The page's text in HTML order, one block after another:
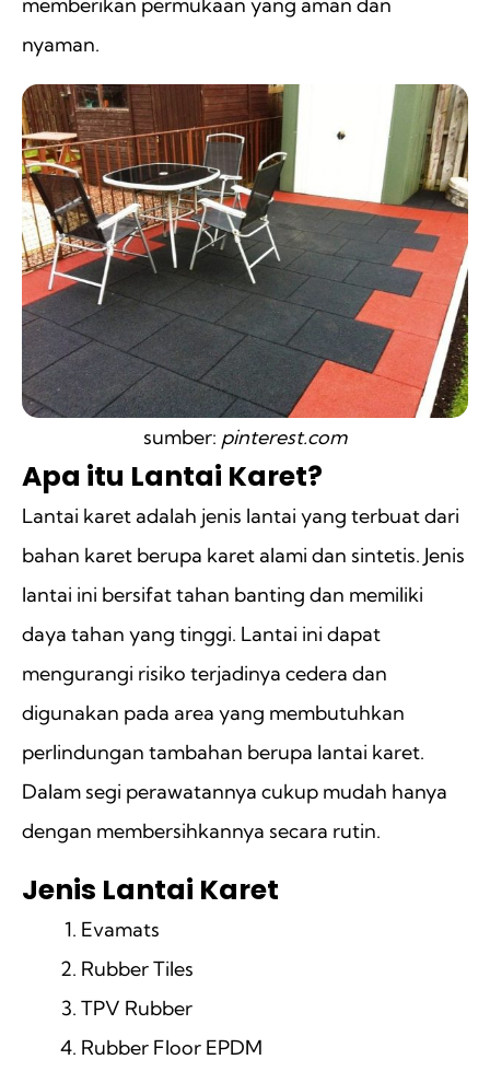
memberikan permukaan yang aman dan
nyaman.
sumber: pinterest.com
Apa itu Lantai Karet?
Lantai karet adalah jenis lantai yang terbuat dari
bahan karet berupa karet alami dan sintetis. Jenis
lantai ini bersifat tahan banting dan memiliki
daya tahan yang tinggi. Lantai ini dapat
mengurangi risiko terjadinya cedera dan
digunakan pada area yang membutuhkan
perlindungan tambahan berupa lantai karet.
Dalam segi perawatannya cukup mudah hanya
dengan membersihkannya secara rutin.
Jenis Lantai Karet
Evamats
Rubber Tiles
TPV Rubber
Rubber Floor EPDM